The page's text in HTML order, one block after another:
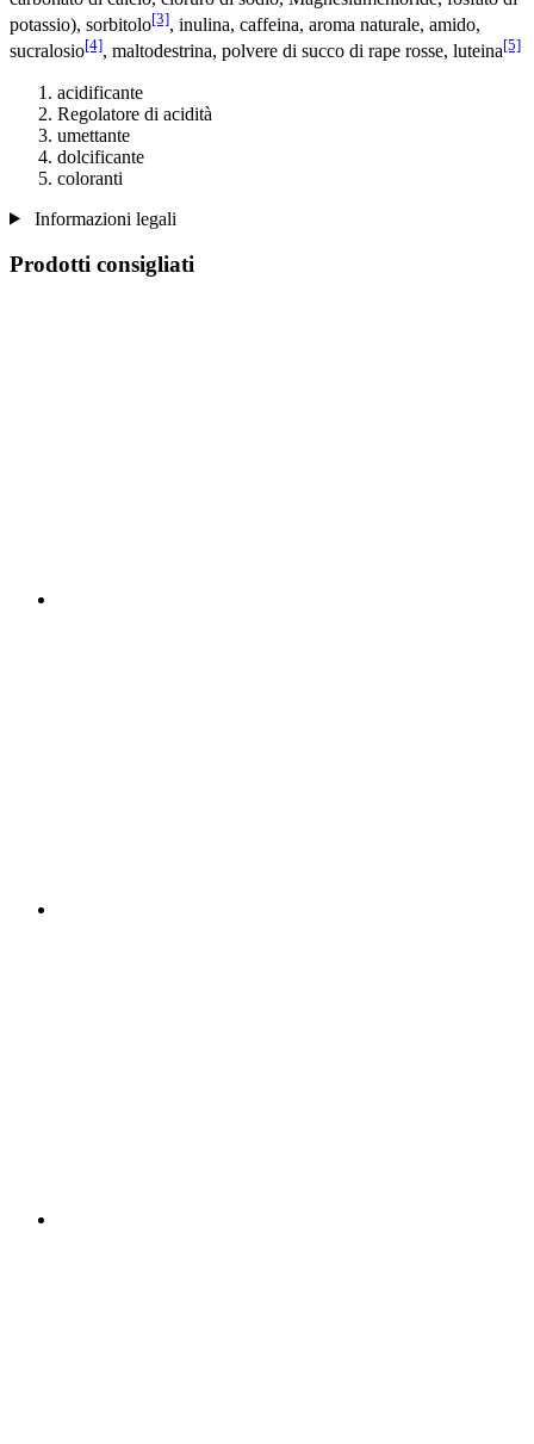
potassio), sorbitolo[3], inulina, caffeina, aroma naturale, amido,
sucralosio[4], maltodestrina, polvere di succo di rape rosse, luteina[5]
acidificante
Regolatore di acidità
umettante
dolcificante
coloranti
Informazioni legali
Prodotti consigliati